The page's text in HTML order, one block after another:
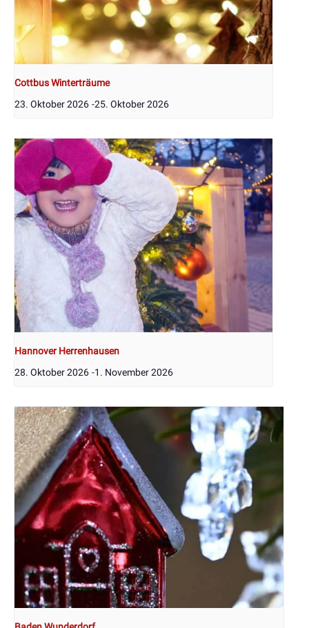
Cottbus Winterträume
23. Oktober 2026 -25. Oktober 2026
Hannover Herrenhausen
28. Oktober 2026 -1. November 2026